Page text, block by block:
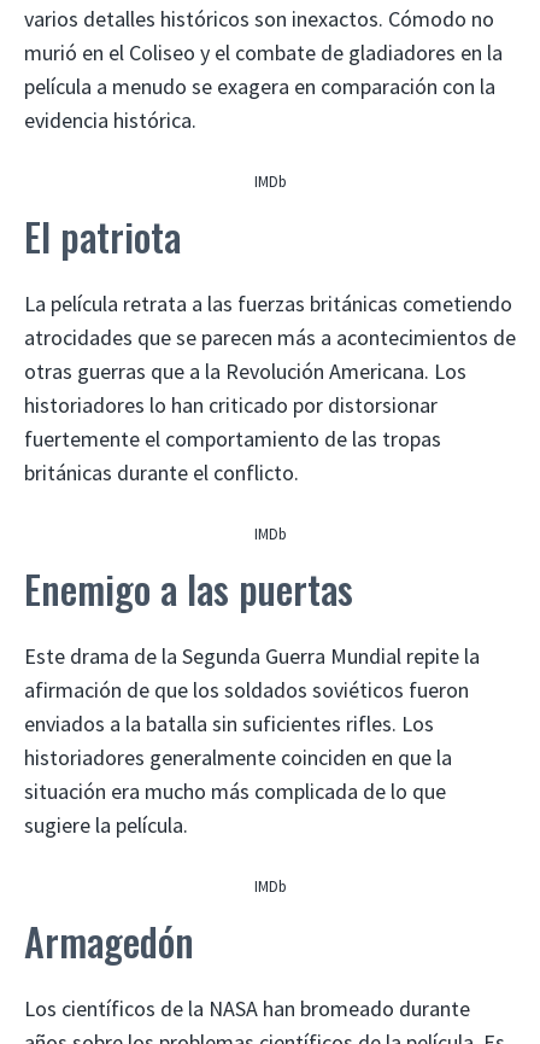
varios detalles históricos son inexactos. Cómodo no
murió en el Coliseo y el combate de gladiadores en la
película a menudo se exagera en comparación con la
evidencia histórica.
IMDb
El patriota
La película retrata a las fuerzas británicas cometiendo
atrocidades que se parecen más a acontecimientos de
otras guerras que a la Revolución Americana. Los
historiadores lo han criticado por distorsionar
fuertemente el comportamiento de las tropas
británicas durante el conflicto.
IMDb
Enemigo a las puertas
Este drama de la Segunda Guerra Mundial repite la
afirmación de que los soldados soviéticos fueron
enviados a la batalla sin suficientes rifles. Los
historiadores generalmente coinciden en que la
situación era mucho más complicada de lo que
sugiere la película.
IMDb
Armagedón
Los científicos de la NASA han bromeado durante